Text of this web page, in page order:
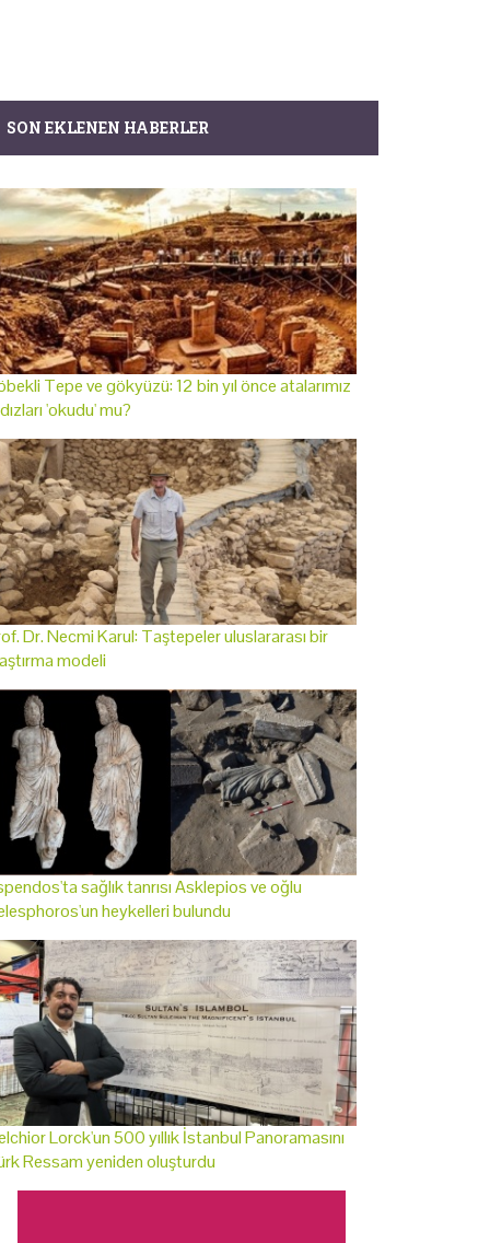
SON EKLENEN HABERLER
Tepe ve gökyüzü: 12 bin yıl önce atalarımız
'okudu' mu?
Dr. Necmi Karul: Taştepeler uluslararası bir
modeli
sağlık tanrısı Asklepios ve oğlu
heykelleri bulundu
Lorck'un 500 yıllık İstanbul Panoramasını
Ressam yeniden oluşturdu